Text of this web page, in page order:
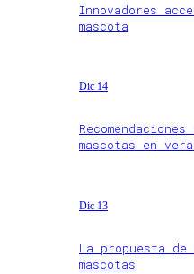
Innovadores
mascota
Dic 14
mascotas en
Dic 13
La propuesta de
mascotas